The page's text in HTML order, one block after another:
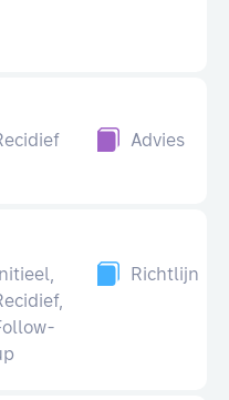
Advies
Initieel,
Richtlijn